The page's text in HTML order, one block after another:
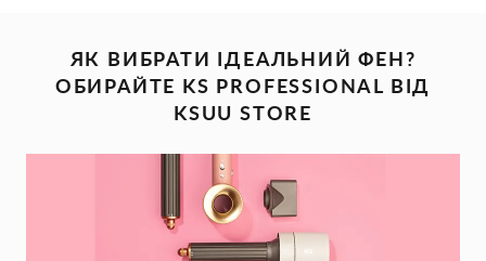
ЯК ВИБРАТИ ІДЕАЛЬНИЙ ФЕН?
ОБИРАЙТЕ KS PROFESSIONAL ВІД
KSUU STORE